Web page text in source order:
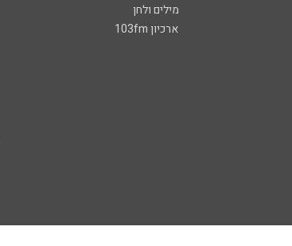
מילים ולחן
ארכיון 103fm